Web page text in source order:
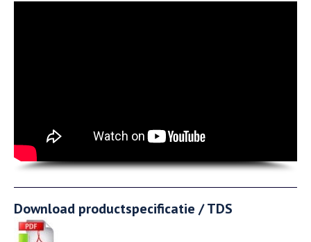
Download productspecificatie / TDS